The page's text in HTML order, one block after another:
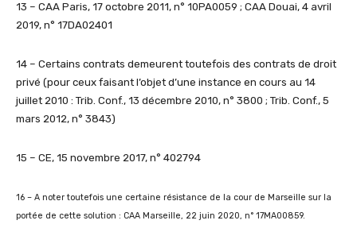
13 – CAA Paris, 17 octobre 2011, n° 10PA0059 ; CAA Douai, 4 avril
2019, n° 17DA02401
14 – Certains contrats demeurent toutefois des contrats de droit
privé (pour ceux faisant l’objet d’une instance en cours au 14
juillet 2010 : Trib. Conf., 13 décembre 2010, n° 3800 ; Trib. Conf., 5
mars 2012, n° 3843)
15 – CE, 15 novembre 2017, n° 402794
16 – A noter toutefois une certaine résistance de la cour de Marseille sur la
portée de cette solution : CAA Marseille, 22 juin 2020, n° 17MA00859.